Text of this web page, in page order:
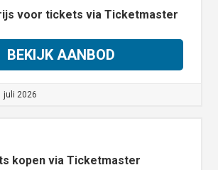
voor tickets via Ticketmaster
BEKIJK AANBOD
juli 2026
kopen via Ticketmaster